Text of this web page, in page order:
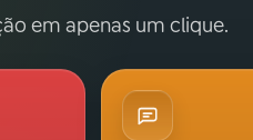
em apenas um clique.